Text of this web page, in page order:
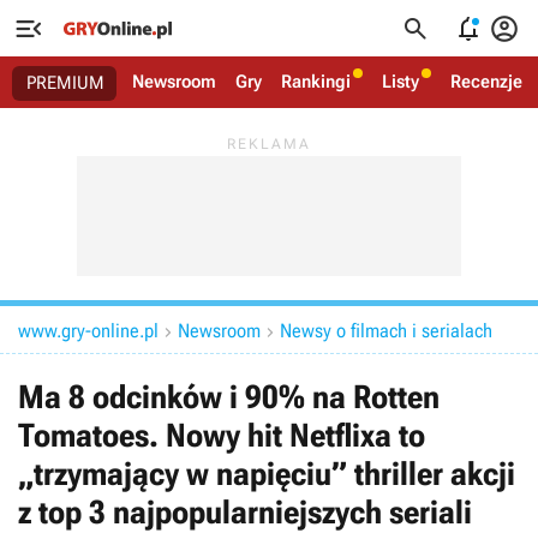
   
PREMIUM Newsroom Gry Rankingi Listy Recenzje
www.gry-online.pl  Newsroom  Newsy o filmach i serialach
Ma 8 odcinków i 90% na Rotten
Tomatoes. Nowy hit Netflixa to
„trzymający w napięciu” thriller akcji
z top 3 najpopularniejszych seriali